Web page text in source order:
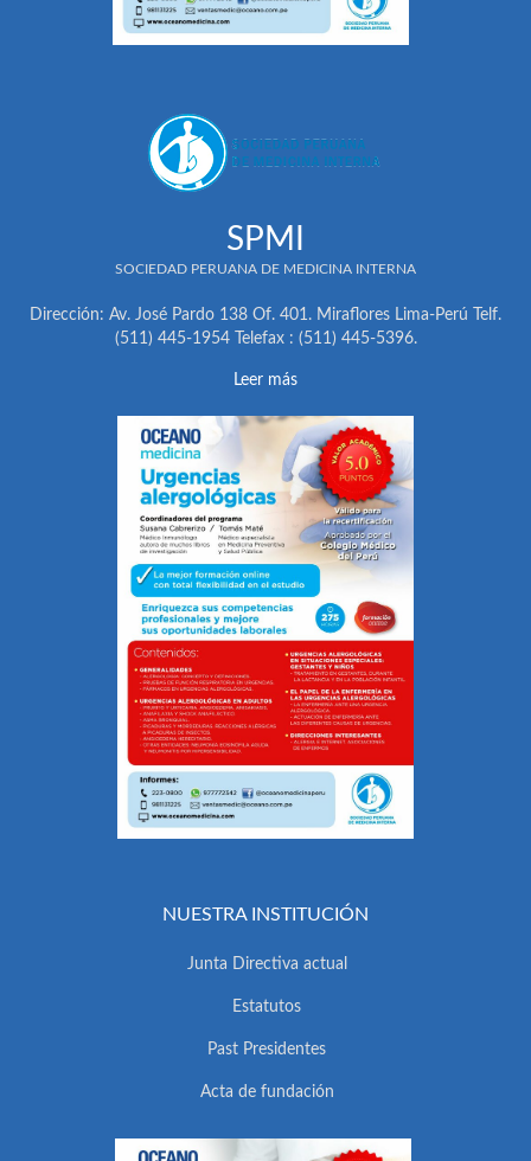
SPMI
SOCIEDAD PERUANA DE MEDICINA INTERNA
Dirección: Av. José Pardo 138 Of. 401. Miraflores Lima-Perú Telf.
(511) 445-1954 Telefax : (511) 445-5396.
Leer más
NUESTRA INSTITUCIÓN
Junta Directiva actual
Estatutos
Past Presidentes
Acta de fundación